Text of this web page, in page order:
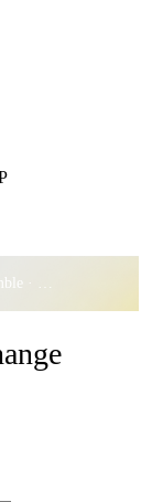
Au-delà de la glace, avançons ensemble ·
500 000 $